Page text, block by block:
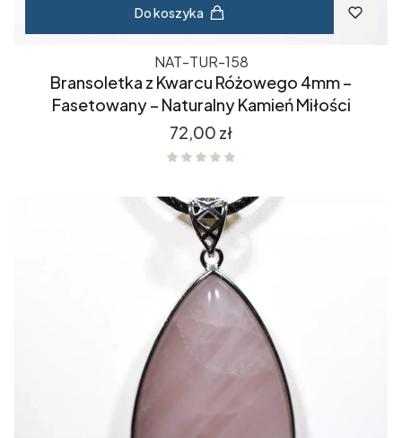
Do koszyka
NAT-TUR-158
Bransoletka z Kwarcu Różowego 4mm –
Fasetowany – Naturalny Kamień Miłości
Cena
72,00 zł